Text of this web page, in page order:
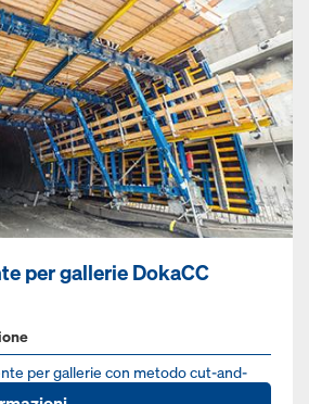
per gallerie DokaCC
per gallerie con metodo cut-and-